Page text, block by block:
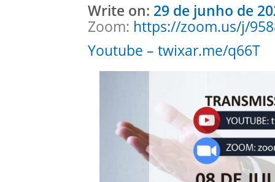
Write on: 29 de junho de
Zoom: https://zoom.us/j/
Youtube – twixar.me/q66T